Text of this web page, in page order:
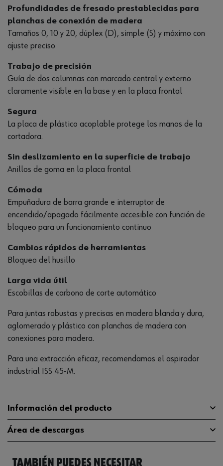
Profundidades de fresado prestablecidas para
planchas de conexión de madera
Tamaños 0, 10 y 20, dúplex (D), simple (S) y máximo con
ajuste preciso
Trabajo de precisión
Guía de dos columnas con marcado central y externo
claramente visible en la base y en la placa frontal
Segura
La placa de plástico acoplable protege las manos de la
cortadora.
Sin deslizamiento en la superficie de trabajo
Anillos de goma en la placa frontal
Cómoda
Empuñadura de barra grande e interruptor de
encendido/apagado fácilmente accesible con función de
bloqueo para un funcionamiento continuo
Cambios rápidos de herramientas
Bloqueo del husillo
Larga vida útil
Escobillas de carbono de corte automático
Para juntas robustas y precisas en madera blanda y dura,
aglomerado y plástico con planchas de madera con
conexiones para madera.
Para una extracción eficaz, recomendamos el aspirador
industrial ISS 45-M.
Información del producto
6000 U/min(rpm)
Área de descargas
Catálogo General 07029072
TAMBIÉN PUEDES NECESITAR